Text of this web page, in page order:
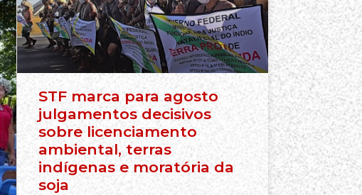
STF marca para agosto
julgamentos decisivos
sobre licenciamento
ambiental, terras
indígenas e moratória da
soja